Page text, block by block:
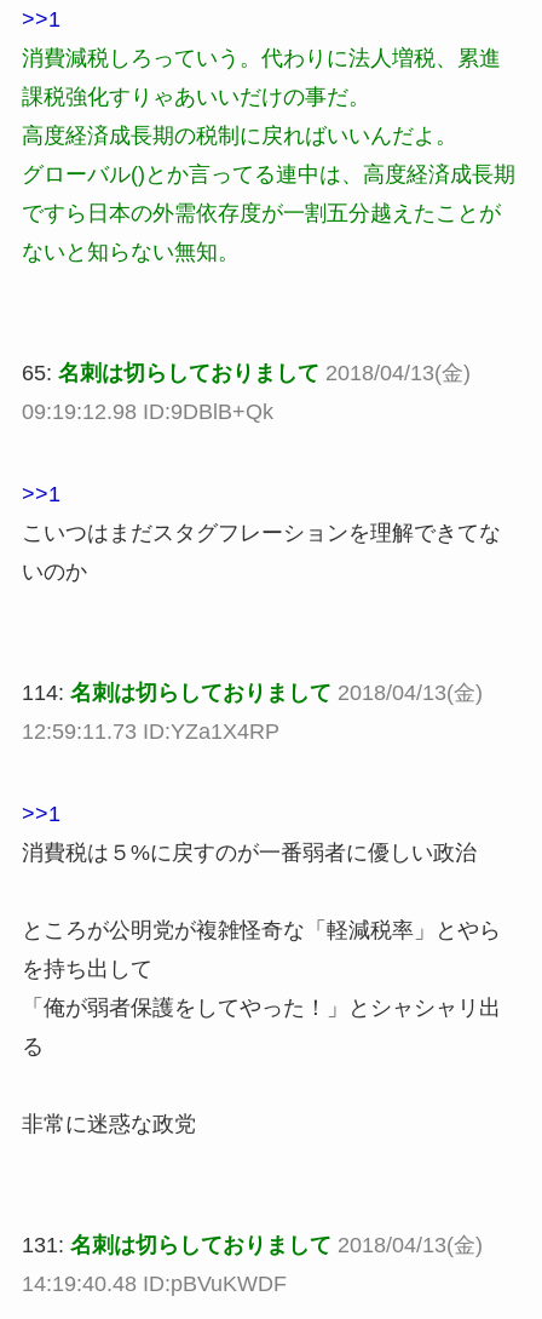
>>1
消費減税しろっていう。代わりに法人増税、累進
課税強化すりゃあいいだけの事だ。
高度経済成長期の税制に戻ればいいんだよ。
グローバル()とか言ってる連中は、高度経済成長期
ですら日本の外需依存度が一割五分越えたことが
ないと知らない無知。
65: 名刺は切らしておりまして 2018/04/13(金)
09:19:12.98 ID:9DBlB+Qk
>>1
こいつはまだスタグフレーションを理解できてな
いのか
114: 名刺は切らしておりまして 2018/04/13(金)
12:59:11.73 ID:YZa1X4RP
>>1
消費税は５%に戻すのが一番弱者に優しい政治
ところが公明党が複雑怪奇な「軽減税率」とやら
を持ち出して
「俺が弱者保護をしてやった！」とシャシャリ出
る
非常に迷惑な政党
131: 名刺は切らしておりまして 2018/04/13(金)
14:19:40.48 ID:pBVuKWDF